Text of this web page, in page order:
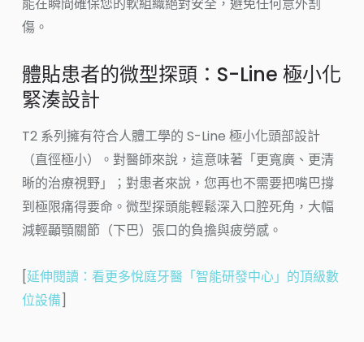
能在瞬間確保您的軟組織絕對安全，避免任何意外割
傷。
體貼患者的微型探頭：S-Line 極小化
緊湊設計
T2 系列擁有符合人體工學的 S-Line 極小化頭部設計
（直徑極小）。對醫師來說，這意味著「更寬廣、更清
晰的治療視野」；對患者來說，您再也不需要把嘴巴撐
到極限痛得要命。微型探頭能輕鬆深入口腔死角，大幅
減輕顳顎關節（下巴）張口的負擔與疲勞感。
[延伸閱讀：看更多悅庭牙醫「智能研發中心」的頂級數
位設備]